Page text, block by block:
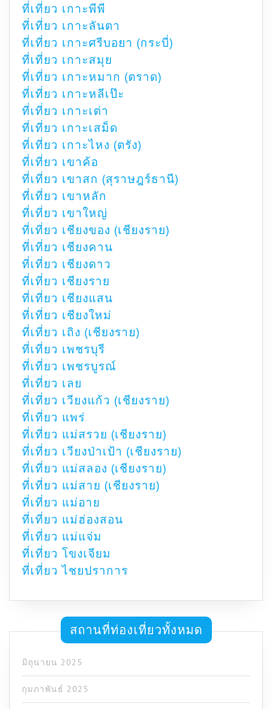
ที่เที่ยว เกาะพีพี
ที่เที่ยว เกาะลันตา
ที่เที่ยว เกาะศรีบอยา (กระบี่)
ที่เที่ยว เกาะสมุย
ที่เที่ยว เกาะหมาก (ตราด)
ที่เที่ยว เกาะหลีเป๊ะ
ที่เที่ยว เกาะเต่า
ที่เที่ยว เกาะเสม็ด
ที่เที่ยว เกาะไหง (ตรัง)
ที่เที่ยว เขาค้อ
ที่เที่ยว เขาสก (สุราษฎร์ธานี)
ที่เที่ยว เขาหลัก
ที่เที่ยว เขาใหญ่
ที่เที่ยว เชียงของ (เชียงราย)
ที่เที่ยว เชียงคาน
ที่เที่ยว เชียงดาว
ที่เที่ยว เชียงราย
ที่เที่ยว เชียงแสน
ที่เที่ยว เชียงใหม่
ที่เที่ยว เถิง (เชียงราย)
ที่เที่ยว เพชรบุรี
ที่เที่ยว เพชรบูรณ์
ที่เที่ยว เลย
ที่เที่ยว เวียงแก้ว (เชียงราย)
ที่เที่ยว แพร่
ที่เที่ยว แม่สรวย (เชียงราย)
ที่เที่ยว เวียงป่าเป้า (เชียงราย)
ที่เที่ยว แม่สลอง (เชียงราย)
ที่เที่ยว แม่สาย (เชียงราย)
ที่เที่ยว แม่อาย
ที่เที่ยว แม่ฮ่องสอน
ที่เที่ยว แม่แจ่ม
ที่เที่ยว โขงเจียม
ที่เที่ยว ไชยปราการ
สถานที่ท่องเที่ยวทั้งหมด
มิถุนายน 2025
กุมภาพันธ์ 2025